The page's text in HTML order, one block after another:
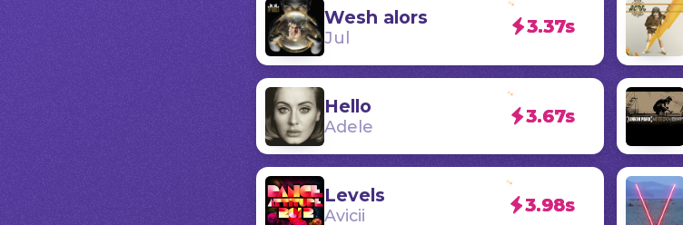
Wesh alors
Jul 3.37s
Hello
Adele 3.67s
Levels
Avicii 3.98s